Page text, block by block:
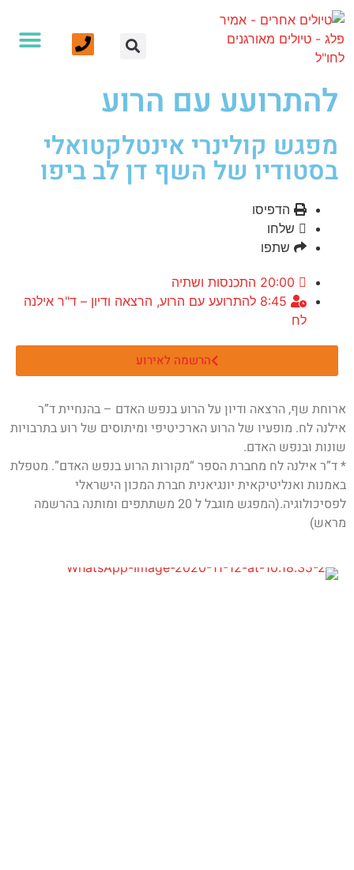
טיולים אחרים - אמיר פלג - טיולים מאורגנים
להתרועע עם הרוע
מפגש קולינרי אינטלקטואלי
בסטודיו של השף דן לב ביפו
הדפיסו
שלחו
שתפו
20:00 התכנסות ושתיה
8:45 להתרועע עם הרוע, הרצאה ודיון – ד"ר אילנה
לח
הרשמה לאירוע
ארוחת שף, הרצאה ודיון על הרוע בנפש האדם – בהנחיית ד”ר
אילנה לח. מופעיו של הרוע הארכיטיפי ומיתוסים של רוע בתרבויות
שונות ובנפש האדם.
* ד”ר אילנה לח מחברת הספר “מקורות הרוע בנפש האדם”. מטפלת
באמנות ואנליטיקאית יונגיאנית חברת המכון הישראלי
לפסיכולוגיה.(המפגש מוגבל ל 20 משתתפים ומותנה בהרשמה
מראש)